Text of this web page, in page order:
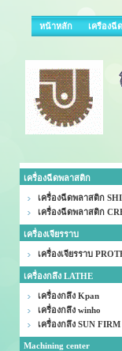
หน้าหลัก เครืองฉี
เครื่องฉีดพลาสติก
เครื่องฉีดพลาสติก
เครื่องฉีดพลาสติก
เครื่องเจียรราบ
เครื่องเจียรราบ
เครื่องกลึง LATHE
เครื่องกลึง Kpan
เครื่องกลึง winho
เครื่องกลึง SUN FIRM
Machining center